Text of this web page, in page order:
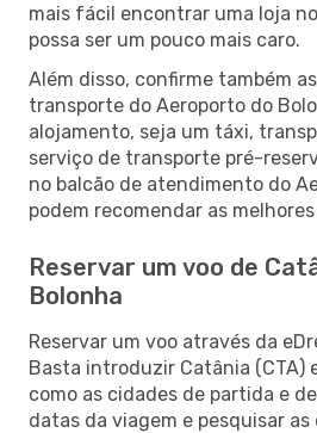
mais fácil encontrar uma loja
possa ser um pouco mais caro.
Além disso, confirme também
transporte do Aeroporto do
alojamento, seja um táxi,
serviço de transporte pré-
no balcão de atendimento do
podem recomendar as
Reservar um voo de
Bolonha
Reservar um voo através da
Basta introduzir Catânia (CTA)
como as cidades de partida e
datas da viagem e pesquisar as